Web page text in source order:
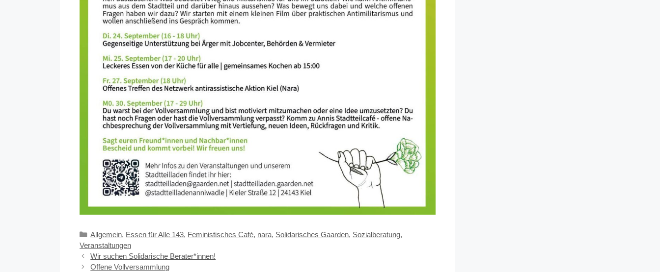
Kategorien
Allgemein, Essen für Alle 143, Feministisches Café, nara, Solidarisches Gaarden, Sozialberatung,
Veranstaltungen
Wir suchen Solidarische Berater*innen!
Offene Vollversammlung